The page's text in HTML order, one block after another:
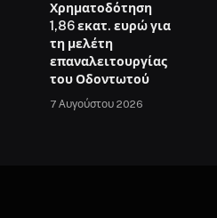
Χρηματοδότηση
1,86 εκατ. ευρώ για
τη μελέτη
επαναλειτουργίας
του Οδοντωτού
7 Αυγούστου 2026